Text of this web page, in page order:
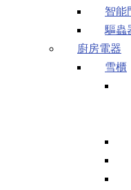
智能
驅蟲
廚房電器
雪櫃